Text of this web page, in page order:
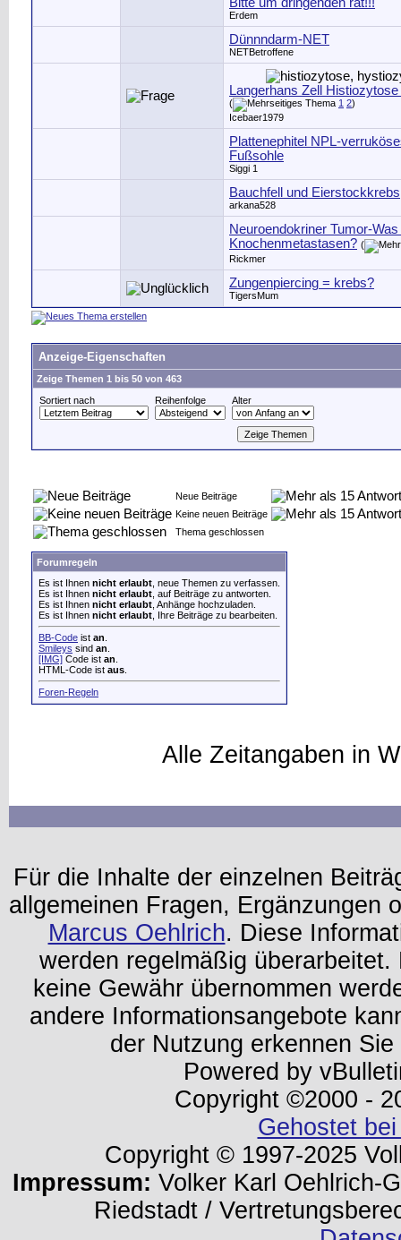
Erdem
Dünnndarm-NET
NETBetroffene
Langerhans Zell
( 1 2)
Icebaer1979
Plattenephitel NPL-
Fußsohle
Siggi 1
Bauchfell und Eierstockkrebs
arkana528
Neuroendokriner Tumor-
Knochenmetastasen? (
Rickmer
Zungenpiercing = krebs?
TigersMum
Anzeige-Eigenschaften
Zeige Themen 1 bis 50 von 463
Sortiert nach
Reihenfolge Alter
Neue Beiträge
Keine neuen Beiträge
Thema geschlossen
Forumregeln
Es ist Ihnen nicht erlaubt , neue Themen zu verfassen.
Es ist Ihnen nicht erlaubt , auf Beiträge zu antworten.
Es ist Ihnen nicht erlaubt , Anhänge hochzuladen.
Es ist Ihnen nicht erlaubt , Ihre Beiträge zu bearbeiten.
BB-Code ist an
Smileys sind an
[IMG] Code ist an
HTML-Code ist aus
Foren-Regeln
Alle Zeitangaben in
Für die Inhalte der einzelnen
allgemeinen Fragen, Ergänzungen
Marcus Oehlrich. Diese
werden regelmäßig
keine Gewähr übernommen
andere Informationsangebote
der Nutzung erkennen
Powered by
Copyright ©2000 -
Gehostet
Copyright © 1997-2025
Impressum: Volker Karl Oehlrich-
Riedstadt /